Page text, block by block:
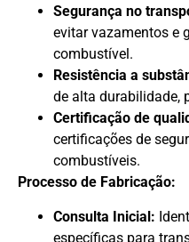
Segurança no
evitar vazamentos e
combustível.
Resistência a
de alta durabilidade,
Certificação de
certificações de
combustíveis.
Processo de Fabricação:
Consulta Inicial:
específicas para